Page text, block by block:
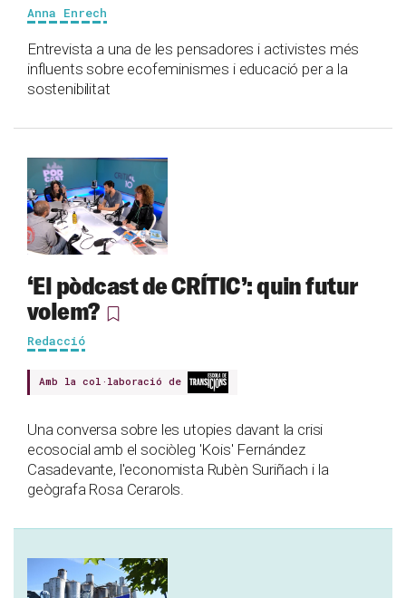
Anna Enrech
Entrevista a una de les pensadores i activistes més
influents sobre ecofeminismes i educació per a la
sostenibilitat
‘El pòdcast de CRÍTIC’: quin futur
volem?
Redacció
Amb la col·laboració de
Una conversa sobre les utopies davant la crisi
ecosocial amb el sociòleg 'Kois' Fernández
Casadevante, l'economista Rubèn Suriñach i la
geògrafa Rosa Cerarols.